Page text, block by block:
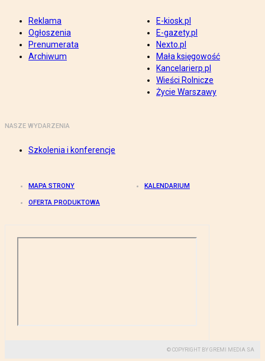
Reklama
Ogłoszenia
Prenumerata
Archiwum
E-kiosk.pl
E-gazety.pl
Nexto.pl
Mała księgowość
Kancelarierp.pl
Wieści Rolnicze
Życie Warszawy
NASZE WYDARZENIA
Szkolenia i konferencje
MAPA STRONY KALENDARIUM
OFERTA PRODUKTOWA
© COPYRIGHT BY GREMI MEDIA SA